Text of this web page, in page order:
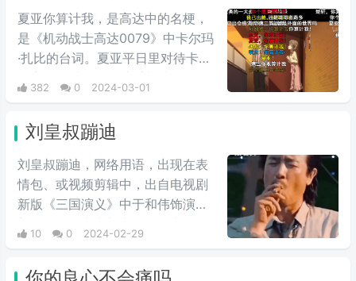
词之后，有人引用这句话来进行吐
槽。
夏亚你算计我，是高达中的名梗，
是《机动战士高达0079》中卡尔玛
·扎比的台词。夏亚平日里对待卡尔
玛完全是以友人的关系相处，但是
说到头卡尔玛也是夏亚的仇人扎比
中，自然是盘算着何时送葬这位“友
人”，尽管夏亚也承认卡尔玛作为友
人不错，不过还是用计谋误导他陷
入被击落的境地，并且大笑。
382 0 2024-03-01
刘皇叔蹦迪
刘皇叔蹦迪，网络用语，出现在表
情包、或视频剪辑中，出自电视剧
新版《三国演义》中于和伟饰演的
戏》中于和伟饰演的张总在海岛上
10 0 2024-02-29